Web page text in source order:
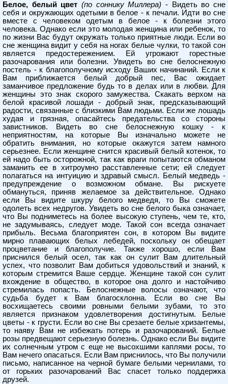
Белое, белый цвет (по соннику Миллера) - Видеть во сне
себя и окружающих одетыми в белое - к печали. Идти во сне
вместе с человеком одетым в белое - к болезни этого
человека. Однако если это молодая женщина или ребенок, то
по жизни Вас будут окружать только приятные люди. Если во
сне женщина видит у себя на ногах белые чулки, то такой сон
является предостережением. Ей угрожают горестные
разочарования или болезни. Увидеть во сне белоснежную
постель - к благополучному исходу Ваших начинаний. Если к
Вам приближается белый добрый пес, Вас ожидает
заманчивое предложение будь то в делах или в любви. Для
женщины это знак скорого замужества. Скакать верхом на
белой красивой лошади - добрый знак, предсказывающий
радости, связанные с близкими Вам людьми. Если же лошадь
худая и грязная, опасайтесь предательства со стороны
завистников. Видеть во сне белоснежную кошку - к
неприятностям, на которые Вы изначально можете не
обратить внимания, но которые окажутся затем намного
серьезнее. Если женщине снится красивый белый котенок, то
ей надо быть осторожной, так как враги попытаются обманом
заманить ее в хитроумно расставленные сети; ей следует
полагаться на интуицию и здравый смысл. Белый медведь -
предупреждение о возможном обмане. Вы рискуете
обмануться, приняв желаемое за действительное. Однако
если Вы видите шкуру белого медведя, то Вы сможете
одолеть всех недругов. Увидеть во сне белого быка означает,
что Вы подниметесь на более высокую ступень, чем те, кто,
не задумываясь, следует моде. Такой сон всегда означает
прибыль. Весьма благоприятен сон, в котором Вы видите
мирно плавающих белых лебедей, поскольку он обещает
процветание и благополучие. Также хорошо, если Вам
приснился белый осел, так как он сулит Вам длительный
успех, что позволит Вам добиться удовольствий и знаний, к
которым стремится Ваше сердце. Женщине такой сон сулит
вхождение в общество, в которое она долго и настойчиво
стремилась попасть. Белоснежные волосы означают, что
судьба будет к Вам благосклонна. Если во сне Вы
восхищаетесь своими ровными белыми зубами, то это
является признаком удовлетворения достигнутым. Белые
цветы - к грусти. Если во сне Вы срезаете белые хризантемы,
то наяву Вам не избежать потерь и разочарований. Белые
розы предвещают серьезную болезнь. Однако если Вы видите
их солнечным утром с еще не высохшими каплями росы, то
Вам нечего опасаться. Если Вам приснилось, что Вы получили
письмо, написанное на черной бумаге белыми чернилами, то
от горьких разочарований Вас спасет только поддержка
друзей.